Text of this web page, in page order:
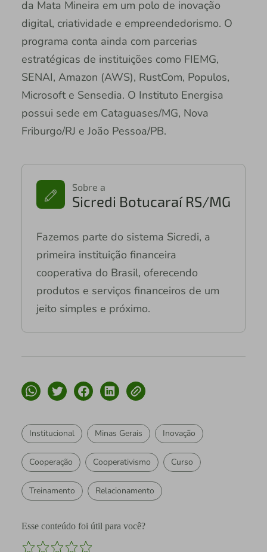
da Mata Mineira em um polo de inovação
digital, criatividade e empreendedorismo. O
programa conta ainda com parcerias
estratégicas de instituições como FIEMG,
SENAI, Amazon (AWS), RustCom, Populos,
Microsoft e Sensedia. O Instituto Energisa
possui sede em Cataguases/MG, Nova
Friburgo/RJ e João Pessoa/PB.
Sobre a
Sicredi Botucaraí RS/MG
Fazemos parte do sistema Sicredi, a
primeira instituição financeira
cooperativa do Brasil, oferecendo
produtos e serviços financeiros de um
jeito simples e próximo.
Institucional Minas Gerais Inovação
Cooperação Cooperativismo Curso
Treinamento Relacionamento
Esse conteúdo foi útil para você?